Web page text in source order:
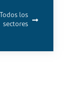
Todos los
sectores